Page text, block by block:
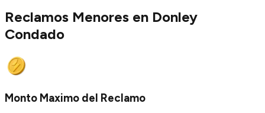
Reclamos Menores en Donley
Condado
Monto Maximo del Reclamo